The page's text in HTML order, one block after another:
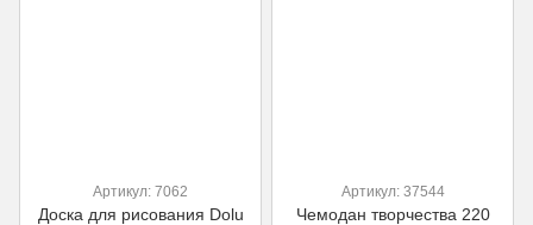
Артикул: 7062
Доска для рисования Dolu
Артикул: 37544
Чемодан творчества 220